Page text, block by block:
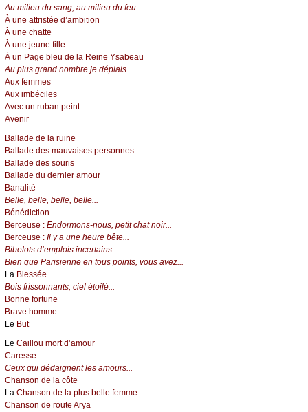
Au milieu du sang, au milieu du feu...
À une attristée d’ambition
À une chatte
À une jeune fille
À un Page bleu de la Reine Ysabeau
Au plus grand nombre je déplais...
Aux femmes
Aux imbéciles
Avec un ruban peint
Avenir
Ballade de la ruine
Ballade des mauvaises personnes
Ballade des souris
Ballade du dernier amour
Banalité
Belle, belle, belle, belle...
Bénédiction
Berceuse : Endormons-nous, petit chat noir...
Berceuse : Il y a une heure bête...
Bibelots d’emplois incertains...
Bien que Parisienne en tous points, vous avez...
La Blessée
Bois frissonnants, ciel étoilé...
Bonne fortune
Brave homme
Le But
Le Caillou mort d’amour
Caresse
Ceux qui dédaignent les amours...
Chanson de la côte
La Chanson de la plus belle femme
Chanson de route Arya